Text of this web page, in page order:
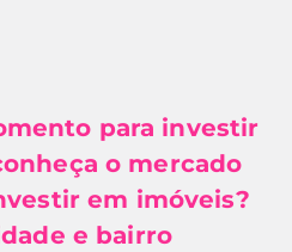
para investir
o mercado
em imóveis?
e bairro